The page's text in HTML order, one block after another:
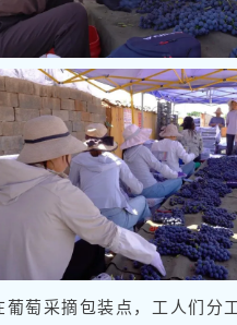
葡萄采摘包装点，工人们分